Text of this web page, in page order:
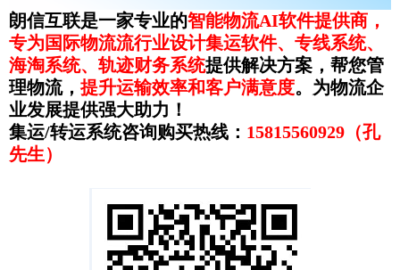
朗信互联是一家专业的智能物流AI软件提供商，
专为国际物流流行业设计集运软件、专线系统、
海淘系统、轨迹财务系统提供解决方案，帮您管
理物流， 提升运输效率和客户满意度。为物流企
业发展提供强大助力！
集运/转运系统咨询购买热线： 15815560929（孔
先生）